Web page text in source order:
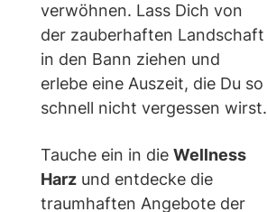
verwöhnen. Lass Dich von
der zauberhaften Landschaft
in den Bann ziehen und
erlebe eine Auszeit, die Du so
schnell nicht vergessen wirst.
Tauche ein in die Wellness
Harz und entdecke die
traumhaften Angebote der